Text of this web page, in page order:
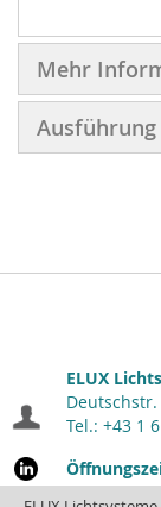
Mehr
Ausführung
ELUX
Tel.: +43 1
Montag -